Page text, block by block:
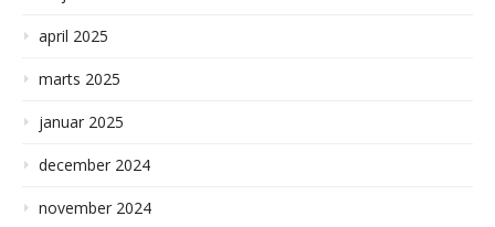
april 2025
marts 2025
januar 2025
december 2024
november 2024